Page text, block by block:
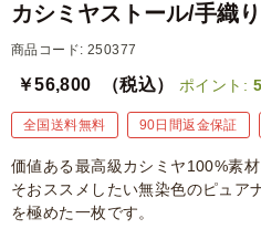
カシミヤストール/手織り
商品コード: 250377
￥56,800 （税込） ポイント:
全国送料無料 90日間返金保証
価値ある最高級カシミヤ100%素
そおススメしたい無染色のピュア
を極めた一枚です。